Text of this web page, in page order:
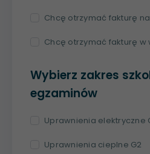
Chcę otrzymać fakturę
Chcę otrzymać fakturę
Wybierz zakres
egzaminów
Uprawnienia elektryczne
Uprawnienia cieplne G2